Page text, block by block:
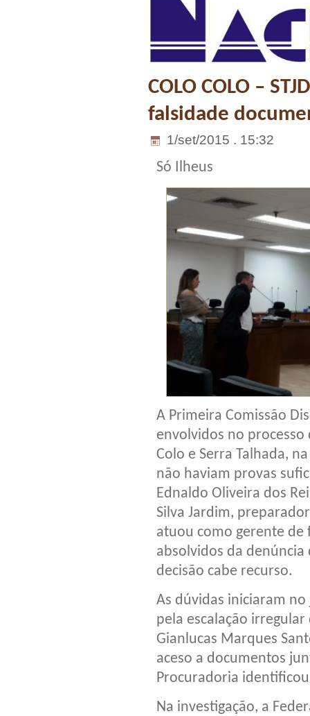
COLO COLO –
falsidade
1/set/2015 . 15:32
Só Ilheus
A Primeira Comissão
envolvidos no
Colo e Serra Talhada,
não haviam provas
Ednaldo Oliveira dos
Silva Jardim,
atuou como gerente
absolvidos da
decisão cabe recurso.
As dúvidas iniciaram
pela escalação
Gianlucas Marques
aceso a documentos
Procuradoria
Na investigação, a